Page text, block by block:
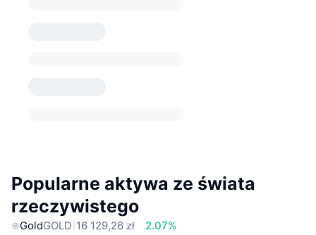
Popularne aktywa ze świata
rzeczywistego
GoldGOLD 16 129,26 zł
2.07%